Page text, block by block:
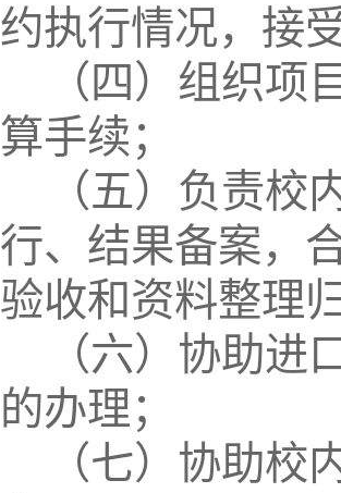
约执行情况，接
（四）组织
算手续；
（五）负责
行、结果备案，
验收和资料整理
（六）协助
的办理；
（七）协助校